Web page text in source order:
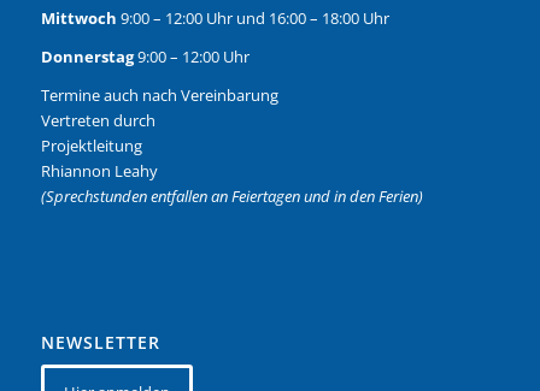
Mittwoch 9:00 – 12:00 Uhr und 16:00 – 18:00 Uhr
Donnerstag9:00 – 12:00 Uhr
Termine auch nach Vereinbarung
Vertreten durch
Projektleitung
Rhiannon Leahy
(Sprechstunden entfallen an Feiertagen und in den Ferien)
NEWSLETTER